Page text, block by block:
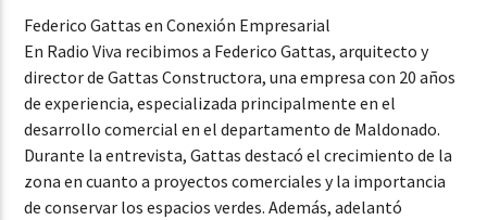
Federico Gattas en Conexión Empresarial
En Radio Viva recibimos a Federico Gattas, arquitecto y
director de Gattas Constructora, una empresa con 20 años
de experiencia, especializada principalmente en el
desarrollo comercial en el departamento de Maldonado.
Durante la entrevista, Gattas destacó el crecimiento de la
zona en cuanto a proyectos comerciales y la importancia
de conservar los espacios verdes. Además, adelantó